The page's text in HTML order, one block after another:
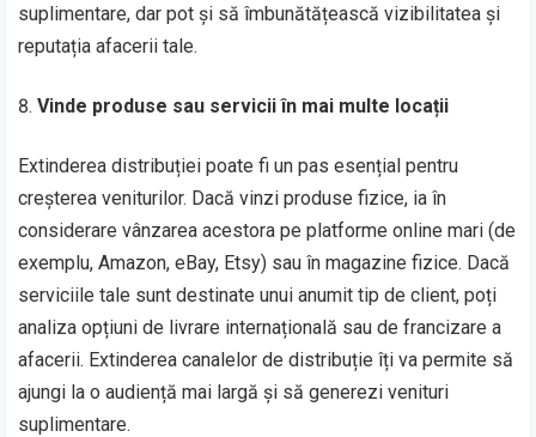
suplimentare, dar pot și să îmbunătățească vizibilitatea și
reputația afacerii tale.
Vinde produse sau servicii în mai multe locații
Extinderea distribuției poate fi un pas esențial pentru
creșterea veniturilor. Dacă vinzi produse fizice, ia în
considerare vânzarea acestora pe platforme online mari (de
exemplu, Amazon, eBay, Etsy) sau în magazine fizice. Dacă
serviciile tale sunt destinate unui anumit tip de client, poți
analiza opțiuni de livrare internațională sau de francizare a
afacerii. Extinderea canalelor de distribuție îți va permite să
ajungi la o audiență mai largă și să generezi venituri
suplimentare.